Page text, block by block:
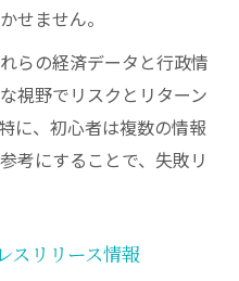
せません。
らの経済データと行政情
視野でリスクとリターン
に、初心者は複数の情報
考にすることで、失敗リ
スリリース情報